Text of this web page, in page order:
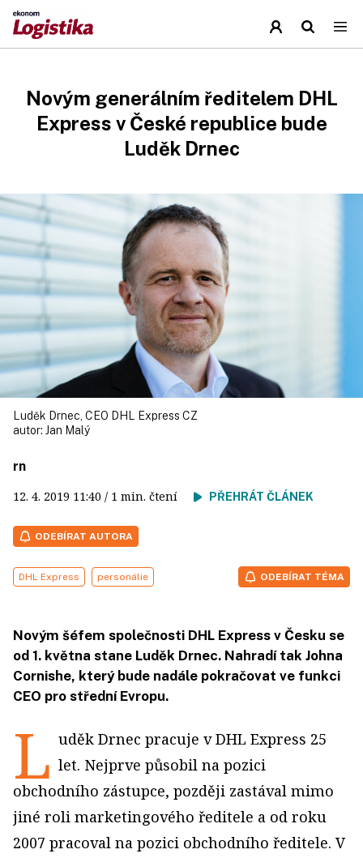
Novým generálním ředitelem DHL
Express v České republice bude
Luděk Drnec
Luděk Drnec, CEO DHL Express CZ
autor: Jan Malý
rn
12. 4. 2019 11:40 / 1 min. čtení PŘEHRÁT ČLÁNEK
ODEBÍRAT AUTORA
DHL Express personálie ODEBÍRAT TÉMA
Novým šéfem společnosti DHL Express v Česku se
od 1. května stane Luděk Drnec. Nahradí tak Johna
Cornishe, který bude nadále pokračovat ve funkci
CEO pro střední Evropu.
L uděk Drnec pracuje v DHL Express 25
let. Nejprve působil na pozici
obchodního zástupce, později zastával mimo
jiné roli marketingového ředitele a od roku
2007 pracoval na pozici obchodního ředitele. V